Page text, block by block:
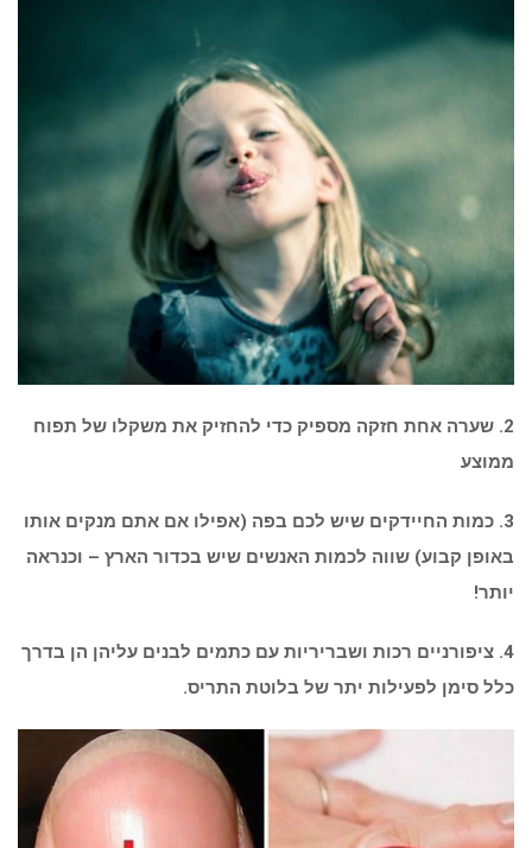
2. שערה אחת חזקה מספיק כדי להחזיק את משקלו של תפוח
ממוצע
3. כמות החיידקים שיש לכם בפה (אפילו אם אתם מנקים אותו
באופן קבוע) שווה לכמות האנשים שיש בכדור הארץ – וכנראה
יותר!
4. ציפורניים רכות ושבריריות עם כתמים לבנים עליהן הן בדרך
כלל סימן לפעילות יתר של בלוטת התריס.